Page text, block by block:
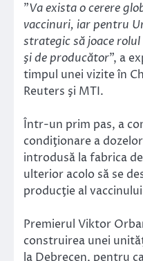
”Va exista o cerere
vaccinuri, iar pentru
strategic să joace
şi de producător”, a
timpul unei vizite în
Reuters şi MTI.
Într-un prim pas, a
condiţionare a
introdusă la fabrica
ulterior acolo să se
producţie al
Premierul Viktor
construirea unei
la Debrecen, pentru